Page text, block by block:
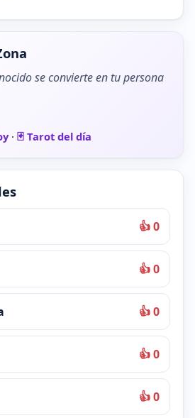
se convierte en tu persona
· 🃏 Tarot del día
👍 0
👍 0
👍 0
👍 0
👍 0